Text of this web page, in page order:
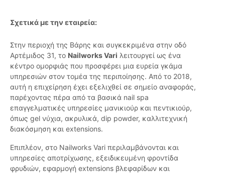
Σχετικά με την εταιρεία:
Στην περιοχή της Βάρης και συγκεκριμένα στην οδό
Αρτέμιδος 31, το Nailworks Vari λειτουργεί ως ένα
κέντρο ομορφιάς που προσφέρει μια ευρεία γκάμα
υπηρεσιών στον τομέα της περιποίησης. Από το 2018,
αυτή η επιχείρηση έχει εξελιχθεί σε σημείο αναφοράς,
παρέχοντας πέρα από τα βασικά nail spa
επαγγελματικές υπηρεσίες μανικιούρ και πεντικιούρ,
όπως gel νύχια, ακρυλικά, dip powder, καλλιτεχνική
διακόσμηση και extensions.
Επιπλέον, στο Nailworks Vari περιλαμβάνονται και
υπηρεσίες αποτρίχωσης, εξειδικευμένη φροντίδα
φρυδιών, εφαρμογή extensions βλεφαρίδων και